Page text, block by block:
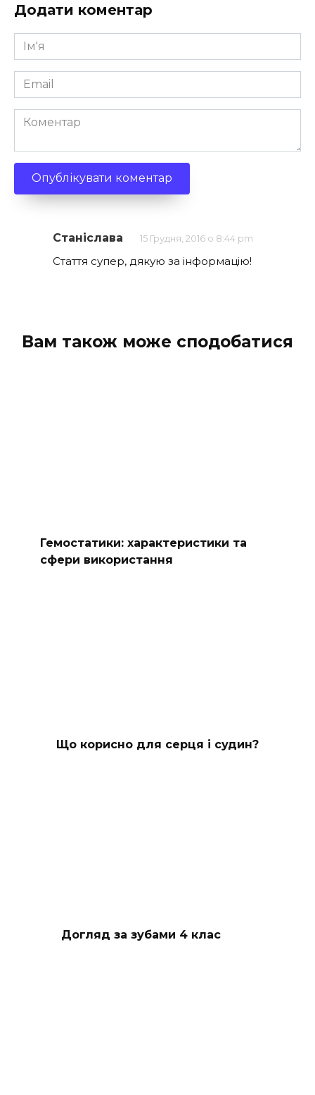
Додати коментар
Ім'я
*
Email
*
Коментар
Станіслава 15 Грудня, 2016 о 8:44 pm
Стаття супер, дякую за інформацію!
Вам також може сподобатися
Гемостатики: характеристики та
сфери використання
Що корисно для серця і судин?
Догляд за зубами 4 клас